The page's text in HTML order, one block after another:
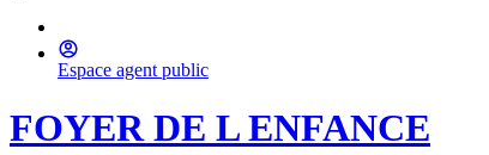
Espace agent public
FOYER DE L ENFANCE